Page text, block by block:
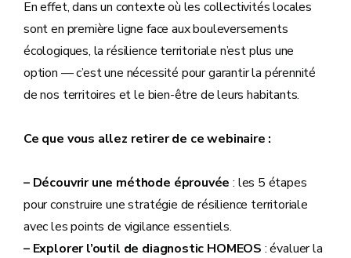
En effet, dans un contexte où les collectivités locales
sont en première ligne face aux bouleversements
écologiques, la résilience territoriale n’est plus une
option — c’est une nécessité pour garantir la pérennité
de nos territoires et le bien-être de leurs habitants.
Ce que vous allez retirer de ce webinaire :
– Découvrir une méthode éprouvée : les 5 étapes
pour construire une stratégie de résilience territoriale
avec les points de vigilance essentiels.
– Explorer l’outil de diagnostic HOMEOS : évaluer la